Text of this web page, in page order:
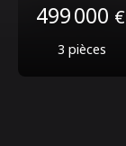
499 000 €
3 pièces